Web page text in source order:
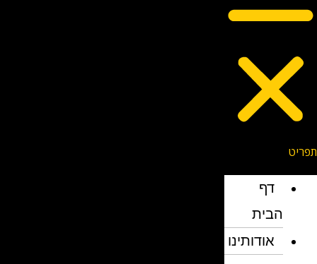
דף
הבית
אודותינו